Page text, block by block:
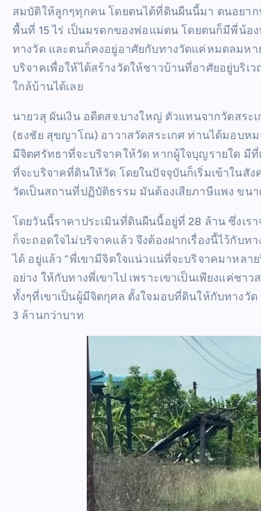
สมบัติให้ลูกๆทุกคน โดยตนได้ที่ดินผืนนี้มา ตนอยา
พื้นที่ 15 ไร่ เป็นมรดกของพ่อแม่ตน โดยตนก็มีพี่น้อ
ทางวัด และตนก็คงอยู่อาศัยกับทางวัดแค่หมดลมห
บริจาคเพื่อให้ได้สร้างวัดให้ชาวบ้านที่อาศัยอยู่บริเ
ใกล้บ้านได้เลย
นายวสุ ผันเงิน อดีตสจ.บางใหญ่ ตัวแทนจากวัดสร
(ธงชัย สุขญาโณ) อาวาสวัดสระเกศ ท่านได้มอบห
มีจิตศรัทธาที่จะบริจาคให้วัด หากผู้ใจบุญรายใด มีที่
ที่จะบริจาคที่ดินให้วัด โดยในปัจจุบันก็เริ่มเข้าในสั
วัดเป็นสถานที่ปฏิบัติธรรม มันต้องเสียภาษีแพง ขนา
โดยวันนี้ราคาประเมินที่ดินผืนนี้อยู่ที่ 28 ล้าน ซึ่งเร
ก็จะถอดใจไม่บริจาคแล้ว จึงต้องฝากเรื่องนี้ไว้กับ
ได้ อยู่แล้ว “พี่เขามีจิตใจแน่วแน่ที่จะบริจาคมาหลา
อย่าง ให้กับทางพี่เขาไป เพราะเขาเป็นเพียงแค่ช
ทั้งๆที่เขาเป็นผู้มีจิตกุศล ตั้งใจมอบที่ดินให้กับทางวั
3 ล้านกว่าบาท